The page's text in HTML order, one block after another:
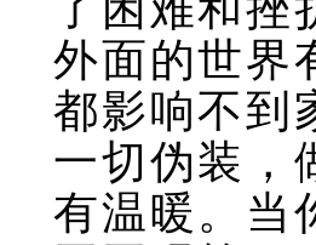
外面的世界
都影响不到
一切伪装，
有温暖。当